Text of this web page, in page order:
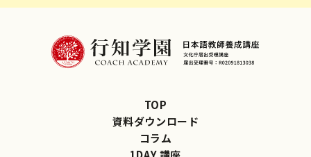
TOP
資料ダウンロード
コラム